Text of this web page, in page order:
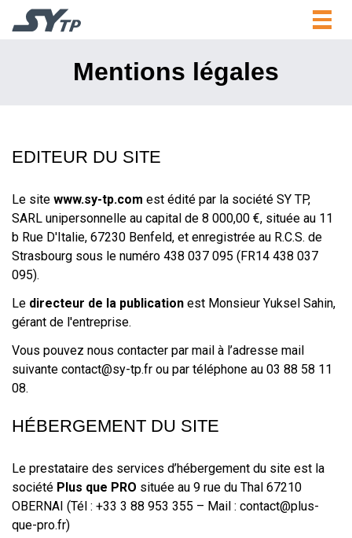
Mentions légales
EDITEUR DU SITE
Le site www.sy-tp.com est édité par la société SY TP,
SARL unipersonnelle au capital de 8 000,00 €, située au 11
b Rue D'Italie, 67230 Benfeld, et enregistrée au R.C.S. de
Strasbourg sous le numéro 438 037 095 (FR14 438 037
095).
Le directeur de la publication est Monsieur Yuksel Sahin,
gérant de l'entreprise.
Vous pouvez nous contacter par mail à l’adresse mail
suivante contact@sy-tp.fr ou par téléphone au 03 88 58 11
08.
HÉBERGEMENT DU SITE
Le prestataire des services d’hébergement du site est la
société Plus que PRO située au 9 rue du Thal 67210
OBERNAI (Tél : +33 3 88 953 355 – Mail : contact@plus-
que-pro.fr)